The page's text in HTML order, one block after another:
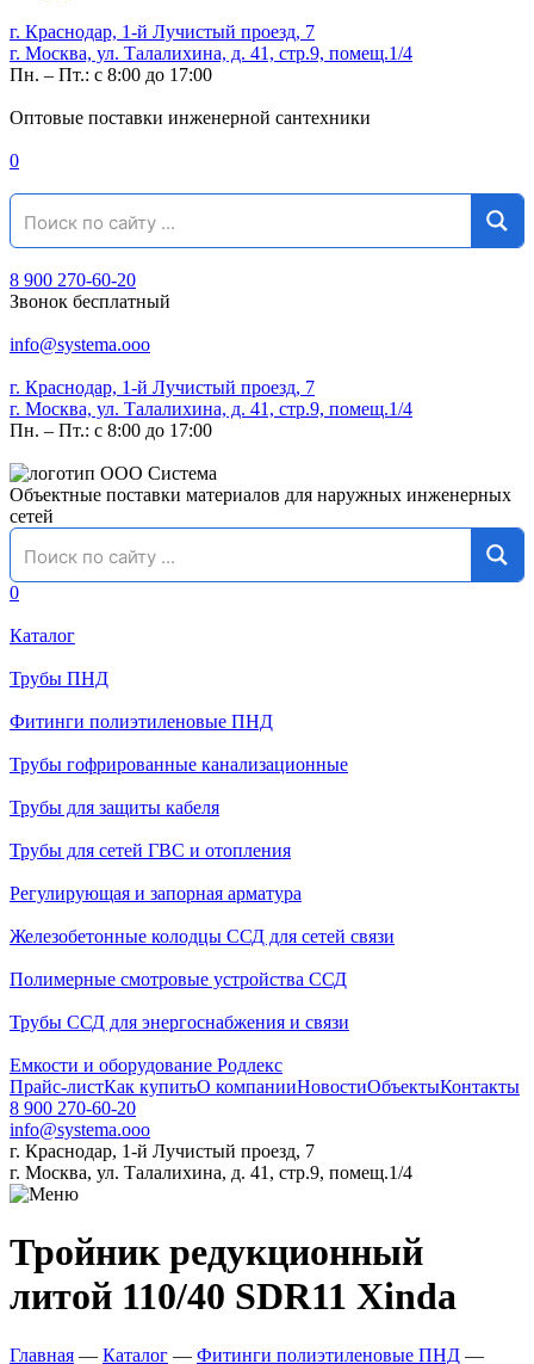
г. Краснодар, 1-й Лучистый проезд, 7
г. Москва, ул. Талалихина, д. 41, стр.9, помещ.1/4
Пн. – Пт.: с 8:00 до 17:00
Оптовые поставки инженерной сантехники
0
8 900 270-60-20
Звонок бесплатный
info@systema.ooo
г. Краснодар, 1-й Лучистый проезд, 7
г. Москва, ул. Талалихина, д. 41, стр.9, помещ.1/4
Пн. – Пт.: с 8:00 до 17:00
Объектные поставки материалов для наружных инженерных
сетей
0
Каталог
Трубы ПНД
Фитинги полиэтиленовые ПНД
Трубы гофрированные канализационные
Трубы для защиты кабеля
Трубы для сетей ГВС и отопления
Регулирующая и запорная арматура
Железобетонные колодцы ССД для сетей связи
Полимерные смотровые устройства ССД
Трубы ССД для энергоснабжения и связи
Емкости и оборудование Родлекс
Прайс-листКак купитьО компанииНовостиОбъектыКонтакты
8 900 270-60-20
info@systema.ooo
г. Краснодар, 1-й Лучистый проезд, 7
г. Москва, ул. Талалихина, д. 41, стр.9, помещ.1/4
Тройник редукционный
литой 110/40 SDR11 Xinda
Главная — Каталог — Фитинги полиэтиленовые ПНД —